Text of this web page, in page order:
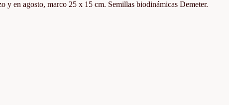
y en agosto, marco 25 x 15 cm. Semillas biodinámicas Demeter.